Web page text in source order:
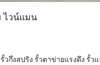
ไวน์แมน
กึ่งสปริง รั้วตาข่ายแรงดึง รั้วแ